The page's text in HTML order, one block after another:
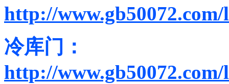
http://
冷库门：
http://